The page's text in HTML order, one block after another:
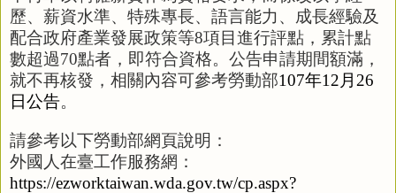
歷、薪資水準、特殊專長、語言能力、成長經驗及
配合政府產業發展政策等8項目進行評點，累計點
數超過70點者，即符合資格。公告申請期間額滿，
就不再核發，相關內容可參考勞動部107年12 月26
日公告。
請參考以下勞動部網頁說明 ：
外國人在臺工作服務網：
https://ezworktaiwan.wda.gov.tw/cp.aspx?